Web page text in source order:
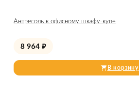
Антресоль к офисному шкафу-купе
8 964 ₽
В корзину